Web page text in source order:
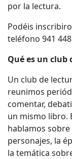
por la lectura.
Podéis
teléfono 941
Qué es un club
Un club de
reunimos
comentar,
un mismo libro.
hablamos
personajes, la
la temática